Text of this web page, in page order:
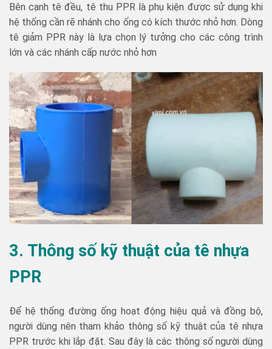
Bên cạnh tê đều, tê thu PPR là phụ kiện được sử dụng khi
hệ thống cần rẽ nhánh cho ống có kích thước nhỏ hơn. Dòng
tê giảm PPR này là lựa chọn lý tưởng cho các công trình
lớn và các nhánh cấp nước nhỏ hơn
3. Thông số kỹ thuật của tê nhựa
PPR
Để hệ thống đường ống hoạt động hiệu quả và đồng bộ,
người dùng nên tham khảo thông số kỹ thuật của tê nhựa
PPR trước khi lắp đặt. Sau đây là các thông số người dùng